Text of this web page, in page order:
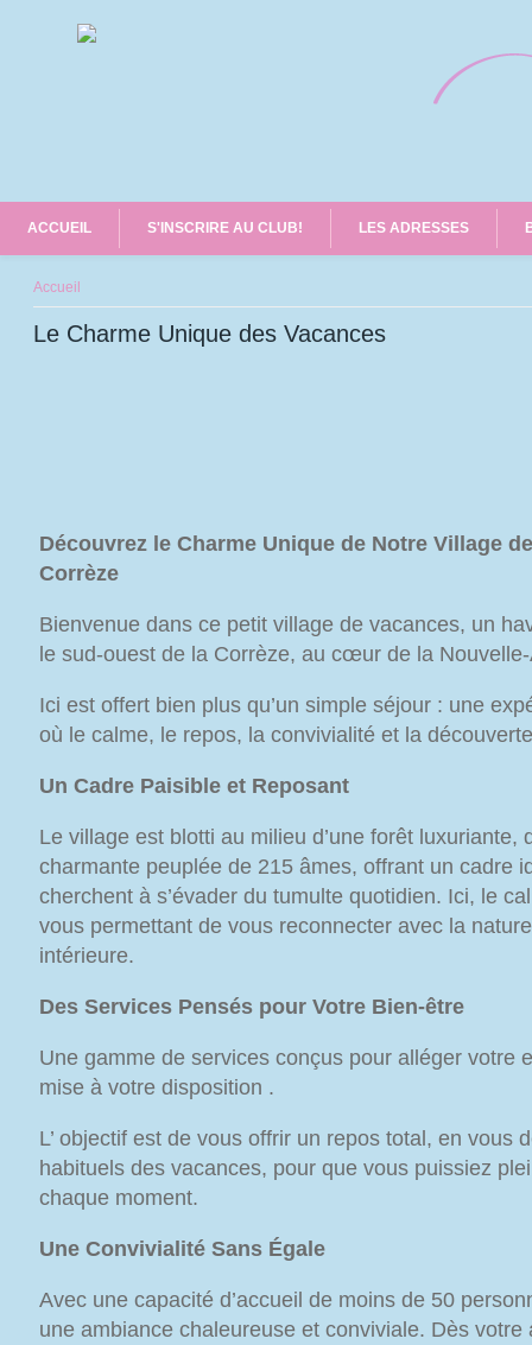
ACCUEIL S'INSCRIRE AU CLUB! LES ADRESSES
Vous êtes ici
Accueil
Le Charme Unique des Vacances
Découvrez le Charme Unique de Notre Village
Corrèze
Bienvenue dans ce petit village de vacances, un
le sud-ouest de la Corrèze, au cœur de la
Ici est offert bien plus qu’un simple séjour : une
où le calme, le repos, la convivialité et la
Un Cadre Paisible et Reposant
Le village est blotti au milieu d’une forêt luxuriante,
charmante peuplée de 215 âmes, offrant un cadre
cherchent à s’évader du tumulte quotidien. Ici, le
vous permettant de vous reconnecter avec la
intérieure.
Des Services Pensés pour Votre Bien-être
Une gamme de services conçus pour alléger votre
mise à votre disposition .
L’ objectif est de vous offrir un repos total, en vous
habituels des vacances, pour que vous puissiez
chaque moment.
Une Convivialité Sans Égale
Avec une capacité d’accueil de moins de 50
une ambiance chaleureuse et conviviale. Dès votre